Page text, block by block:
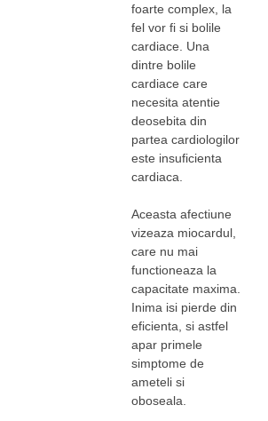
foarte complex, la
fel vor fi si bolile
cardiace. Una
dintre bolile
cardiace care
necesita atentie
deosebita din
partea cardiologilor
este insuficienta
cardiaca.
Aceasta afectiune
vizeaza miocardul,
care nu mai
functioneaza la
capacitate maxima.
Inima isi pierde din
eficienta, si astfel
apar primele
simptome de
ameteli si
oboseala.